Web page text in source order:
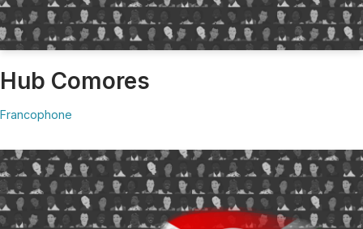
Hub Comores
Francophone